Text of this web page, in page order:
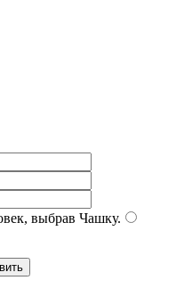
выбрав Чашку.